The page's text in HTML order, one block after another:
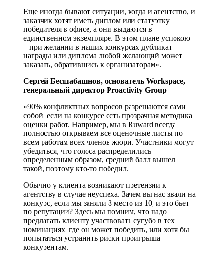
Еще иногда бывают ситуации, когда и агентство, и
заказчик хотят иметь диплом или статуэтку
победителя в офисе, а они выдаются в
единственном экземпляре. В этом плане успокою
– при желании в наших конкурсах дубликат
награды или диплома любой желающий может
заказать, обратившись к организаторам».
Сергей Бесшабашнов, основатель Workspace,
генеральный директор Proactivity Group
«90% конфликтных вопросов разрешаются сами
собой, если на конкурсе есть прозрачная методика
оценки работ. Например, мы в Ruward всегда
полностью открываем все оценочные листы по
всем работам всех членов жюри. Участники могут
убедиться, что голоса распределились
определенным образом, средний балл вышел
такой, поэтому кто-то победил.
Обычно у клиента возникают претензии к
агентству в случае неуспеха. Зачем вы нас звали на
конкурс, если мы заняли 8 место из 10, и это бьет
по репутации? Здесь мы помним, что надо
предлагать клиенту участвовать сугубо в тех
номинациях, где он может победить, или хотя бы
попытаться устранить риски проигрыша
конкурентам.